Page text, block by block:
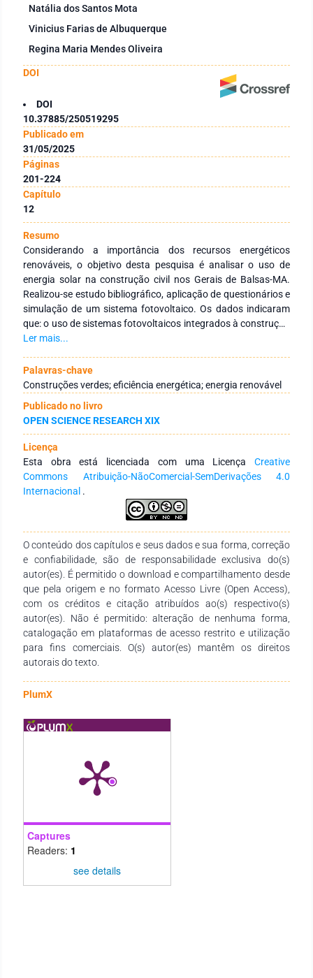
Natália dos Santos Mota
Vinicius Farias de Albuquerque
Regina Maria Mendes Oliveira
DOI
DOI
10.37885/250519295
Publicado em
31/05/2025
Páginas
201-224
Capítulo
12
Resumo
Considerando a importância dos recursos energéticos
renováveis, o objetivo desta pesquisa é analisar o uso de
energia solar na construção civil nos Gerais de Balsas-MA.
Realizou-se estudo bibliográfico, aplicação de questionários e
simulação de um sistema fotovoltaico. Os dados indicaram
que: o uso de sistemas fotovoltaicos integrados à construção
ainda é pontual; há alto índice de irradiação solar na região;
energia solar foi de cerca de 80%, e o consumo anual de
11.400,00 kWh reduz a emissão de 280,44 kg de gás
carbônico. Portanto, a aplicação da energia solar em
edificações é uma alternativa viável para construções mais
sustentáveis e conta com uma percepção otimista da
população.
Ler mais...
Palavras-chave
Construções verdes; eficiência energética; energia renovável
Publicado no livro
OPEN SCIENCE RESEARCH XIX
Licença
Esta obra está licenciada com uma Licença Creative
Commons Atribuição-NãoComercial-SemDerivações 4.0
Internacional .
O conteúdo dos capítulos e seus dados e sua forma, correção
e confiabilidade, são de responsabilidade exclusiva do(s)
autor(es). É permitido o download e compartilhamento desde
que pela origem e no formato Acesso Livre (Open Access),
com os créditos e citação atribuídos ao(s) respectivo(s)
autor(es). Não é permitido: alteração de nenhuma forma,
catalogação em plataformas de acesso restrito e utilização
para fins comerciais. O(s) autor(es) mantêm os direitos
autorais do texto.
PlumX
Captures
Readers: 1
see details